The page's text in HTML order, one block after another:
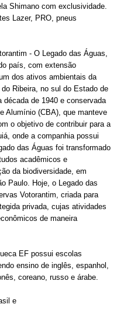
Shimano com exclusividade.
Lazer, PRO, pneus
- O Legado das Águas,
país, com extensão
dos ativos ambientais da
Ribeira, no sul do Estado de
década de 1940 e conservada
Alumínio (CBA), que manteve
o objetivo de contribuir para a
onde a companhia possui
das Águas foi transformado
acadêmicos e
da biodiversidade, em
Paulo. Hoje, o Legado das
Votorantim, criada para
privada, cujas atividades
de maneira
EF possui escolas
ensino de inglês, espanhol,
coreano, russo e árabe.
e